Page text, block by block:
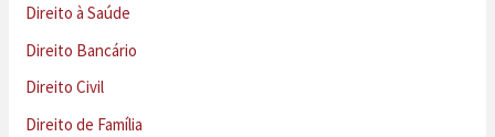
Direito à Saúde
Direito Bancário
Direito Civil
Direito de Família